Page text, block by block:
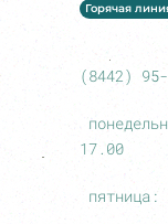
Горячая
(8442)
17.00